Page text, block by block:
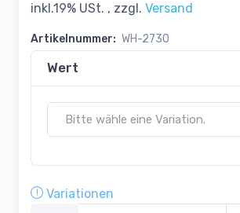
inkl.19% USt. , zzgl. Versand
Artikelnummer: WH-2730
Wert
Bitte wähle eine Variation.
Variationen